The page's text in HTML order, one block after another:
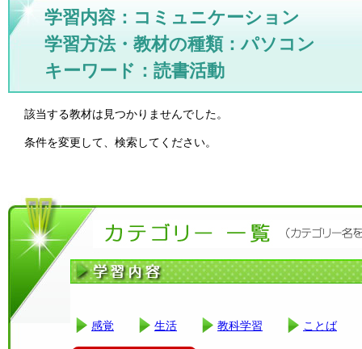
学習内容：コミュニケーション
学習方法・教材の種類：パソコン
キーワード：読書活動
該当する教材は見つかりませんでした。
条件を変更して、検索してください。
感覚 生活 教科学習 ことば